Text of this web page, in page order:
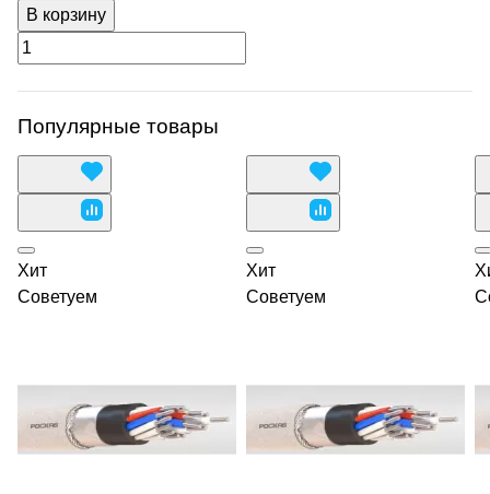
В корзину
Популярные товары
Хит
Советуем
Хит
Советуем